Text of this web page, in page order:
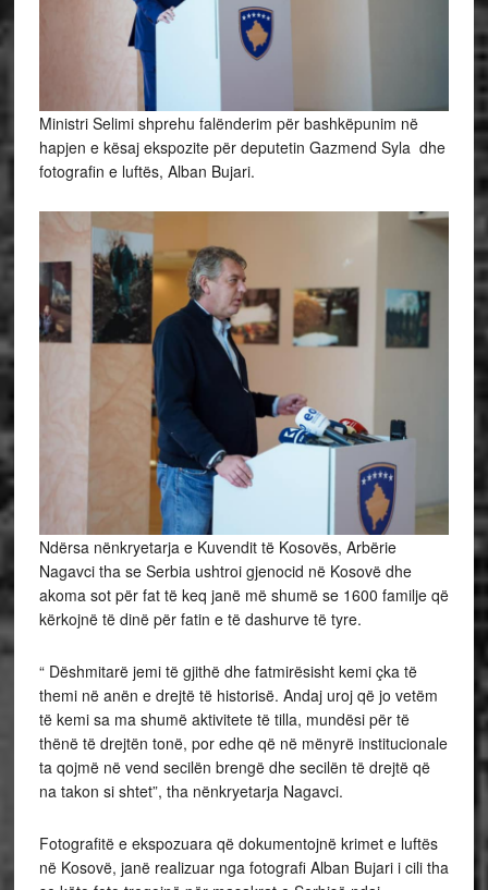
Ministri Selimi shprehu falënderim për bashkëpunim në
hapjen e kësaj ekspozite për deputetin Gazmend Syla dhe
fotografin e luftës, Alban Bujari.
Ndërsa nënkryetarja e Kuvendit të Kosovës, Arbërie
Nagavci tha se Serbia ushtroi gjenocid në Kosovë dhe
akoma sot për fat të keq janë më shumë se 1600 familje që
kërkojnë të dinë për fatin e të dashurve të tyre.
“ Dëshmitarë jemi të gjithë dhe fatmirësisht kemi çka të
themi në anën e drejtë të historisë. Andaj uroj që jo vetëm
të kemi sa ma shumë aktivitete të tilla, mundësi për të
thënë të drejtën tonë, por edhe që në mënyrë institucionale
ta qojmë në vend secilën brengë dhe secilën të drejtë që
na takon si shtet”, tha nënkryetarja Nagavci.
Fotografitë e ekspozuara që dokumentojnë krimet e luftës
në Kosovë, janë realizuar nga fotografi Alban Bujari i cili tha